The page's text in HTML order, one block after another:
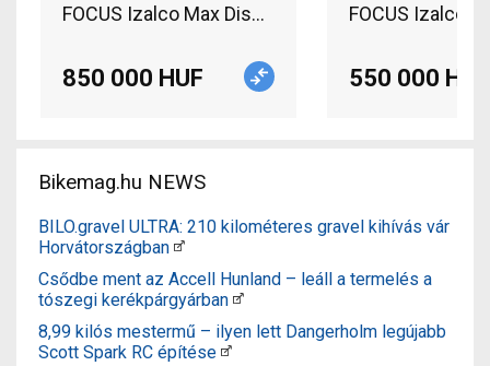
FOCUS Izalco Max Disc 8.9
850 000 HUF 550 000 HUF
Bikemag.hu NEWS
BILO.gravel ULTRA: 210 kilométeres gravel kihívás vár
Horvátországban
Csődbe ment az Accell Hunland – leáll a termelés a
tószegi kerékpárgyárban
8,99 kilós mestermű – ilyen lett Dangerholm legújabb
Scott Spark RC építése